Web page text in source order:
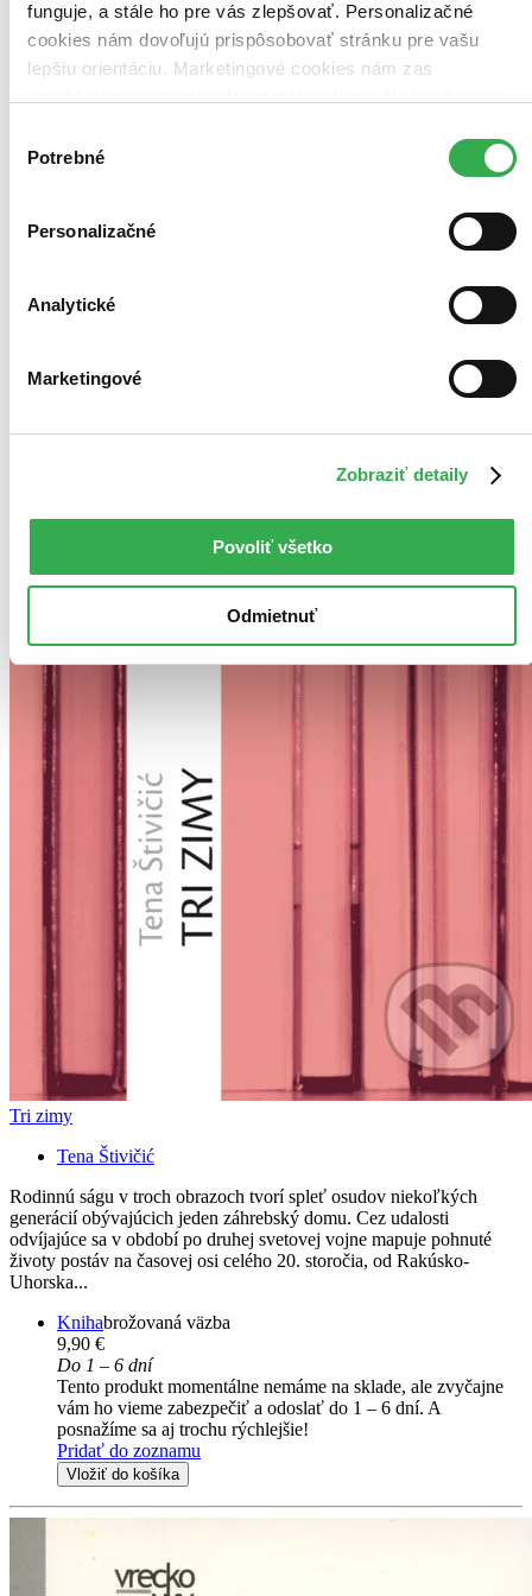
funguje, a stále ho pre vás zlepšovať. Personalizačné
cookies nám dovoľujú prispôsobovať stránku pre vašu
lepšiu orientáciu. Marketingové cookies nám zas
keby sme mohli používať všetky tieto cookies. Ďakujeme!
súhlasu
Potrebné
Personalizačné
Analytické
Marketingové
Zobraziť detaily
Povoliť všetko
Odmietnuť
Tri zimy
Tena Štivičić
Rodinnú ságu v troch obrazoch tvorí spleť osudov niekoľkých
generácií obývajúcich jeden záhrebský domu. Cez udalosti
odvíjajúce sa v období po druhej svetovej vojne mapuje pohnuté
životy postáv na časovej osi celého 20. storočia, od Rakúsko-
Uhorska...
Knihabrožovaná väzba
9,90 €
Do 1 – 6 dní
Tento produkt momentálne nemáme na sklade, ale zvyčajne
vám ho vieme zabezpečiť a odoslať do 1 – 6 dní. A
posnažíme sa aj trochu rýchlejšie!
Pridať do zoznamu
Vložiť do košíka